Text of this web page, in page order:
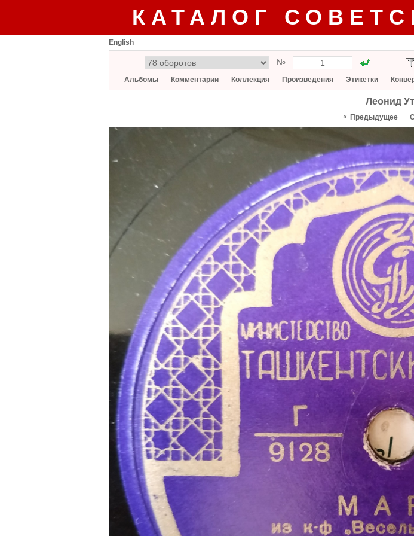
КАТАЛОГ
English
№
Альбомы Комментарии Коллекция Произведения Этикетки
Леонид
« Предыдущее